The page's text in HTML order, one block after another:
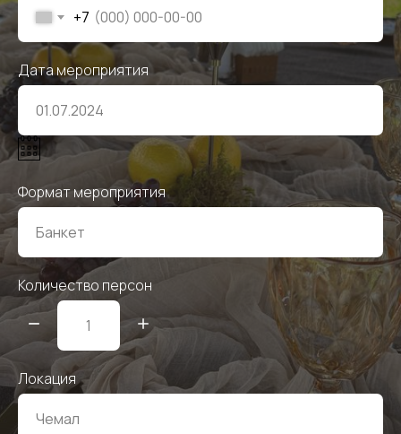
+7
Дата мероприятия
Формат мероприятия
Количество персон
Локация